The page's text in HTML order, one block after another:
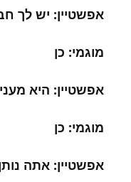
אפשטיין: יש לך
מוגמי: כן
אפשטיין: היא
מוגמי: כן
אפשטיין: אתה